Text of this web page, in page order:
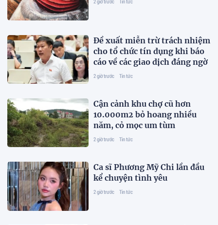
Đề xuất miễn trừ trách nhiệm
cho tổ chức tín dụng khi báo
cáo về các giao dịch đáng ngờ
2 giờ trước Tin tức
Cận cảnh khu chợ cũ hơn
10.000m2 bỏ hoang nhiều
năm, cỏ mọc um tùm
2 giờ trước Tin tức
Ca sĩ Phương Mỹ Chi lần đầu
kể chuyện tình yêu
2 giờ trước Tin tức